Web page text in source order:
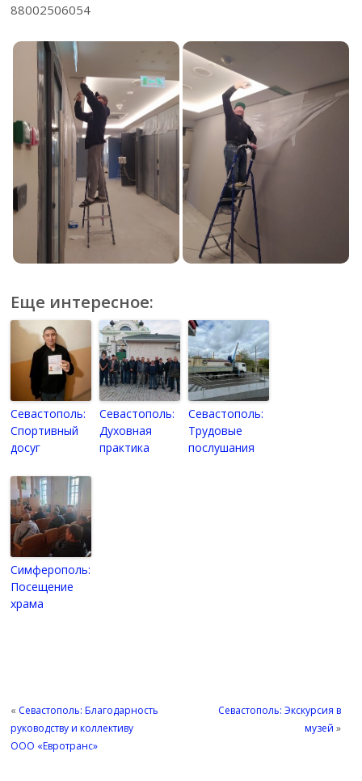
88002506054
Еще интересное:
Севастополь:
Спортивный
досуг
Севастополь:
Духовная
практика
Севастополь:
Трудовые
послушания
Симферополь:
Посещение
храма
« Севастополь: Благодарность
руководству и коллективу
ООО «Евротранс»
Севастополь: Экскурсия в
музей »